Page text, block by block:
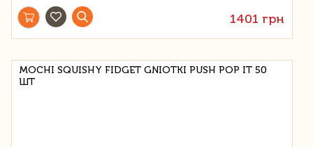
1401 грн
MOCHI SQUISHY FIDGET GNIOTKI PUSH POP IT 50
ШТ